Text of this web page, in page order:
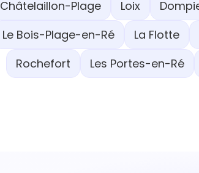
Châtelaillon-Plage
Loix
Le Bois-Plage-en-Ré
La Flotte
Rochefort
Les Portes-en-Ré